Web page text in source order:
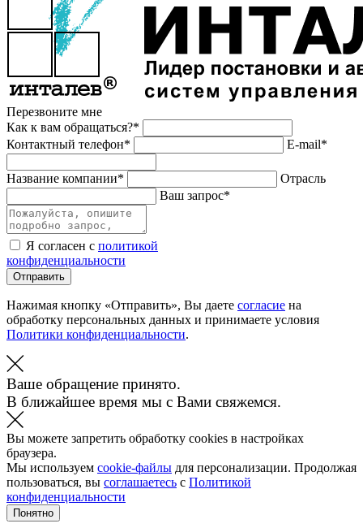
Перезвоните мне
Как к вам обращаться?*
Контактный телефон*
E-mail*
Название компании*
Отрасль
Ваш запрос*
Я согласен с политикой
конфиденциальности
Отправить
Нажимая кнопку «Отправить», Вы даете согласие на
обработку персональных данных и принимаете условия
Политики конфиденциальности.
Ваше обращение принято.
В ближайшее время мы с Вами свяжемся.
Вы можете запретить обработку cookies в настройках
браузера.
Мы используем cookie-файлы для персонализации. Продолжая
пользоваться, вы соглашаетесь с Политикой
конфиденциальности
Понятно